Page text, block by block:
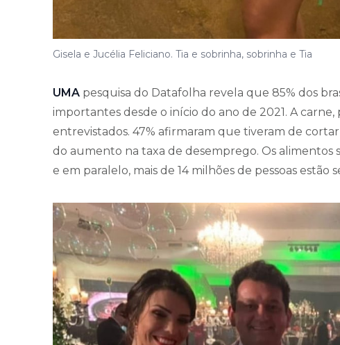
Gisela e Jucélia Feliciano. Tia e sobrinha, sobrinha e Tia
UMA pesquisa do Datafolha revela que 85% dos
importantes desde o início do ano de 2021. A
entrevistados. 47% afirmaram que tiveram de
do aumento na taxa de desemprego. Os alimentos
e em paralelo, mais de 14 milhões de pessoas estão